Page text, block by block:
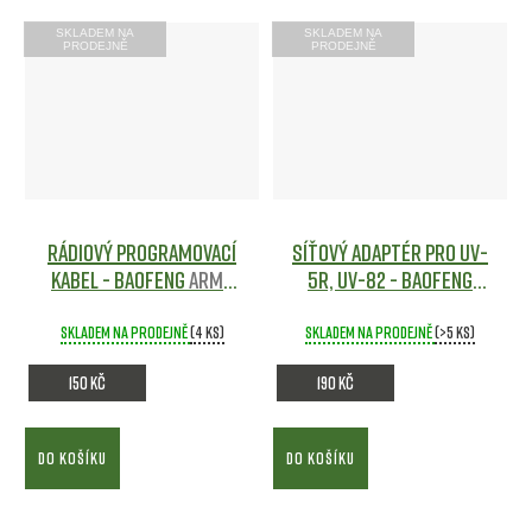
SKLADEM NA
PRODEJNĚ
Rádiový programovací
kabel - BaofengArmy
Skladem na prodejně(4 ks)
150 Kč
DO KOŠÍKU
SKLADEM NA
PRODEJNĚ
Síťový adaptér pro UV-
5R, UV-82 - Baofeng
Skladem na prodejně(>5 ks)
190 Kč
DO KOŠÍKU